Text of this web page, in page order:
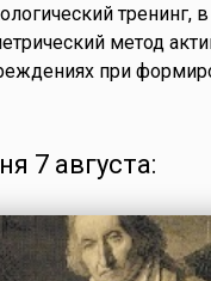
тренинг,
метод
при
7 августа: